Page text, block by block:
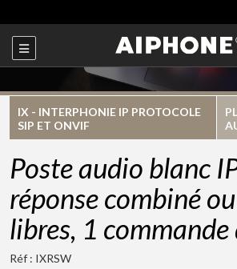
IX - INTERPHONIE IP PROTOCOLE
SIP ET ONVIF
Poste audio blanc
réponse combiné
libres, 1 commande
Réf : IXRSW